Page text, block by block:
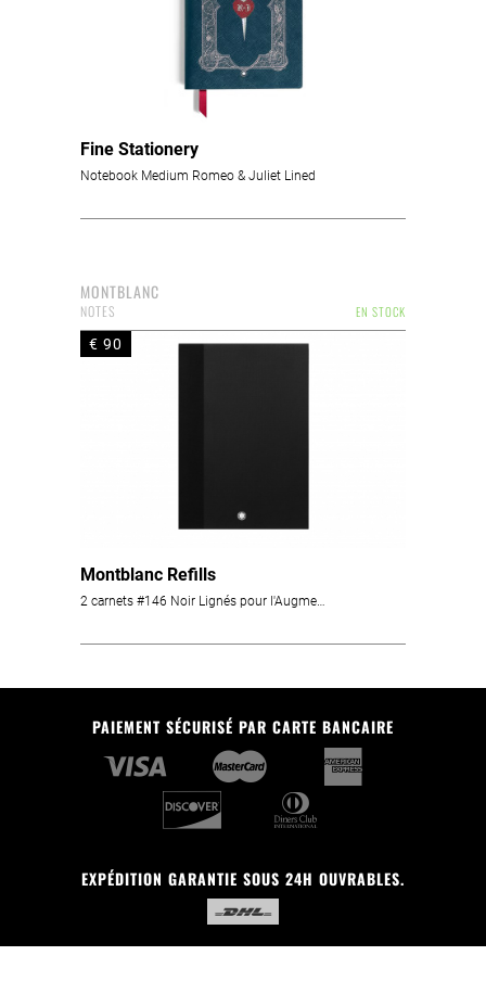
Fine Stationery
Notebook Medium Romeo & Juliet Lined
MONTBLANC
EN STOCK
NOTES
€ 90
Montblanc Refills
2 carnets #146 Noir Lignés pour l'Augmented Paper
PAIEMENT SÉCURISÉ PAR CARTE BANCAIRE
EXPÉDITION GARANTIE SOUS 24H OUVRABLES.